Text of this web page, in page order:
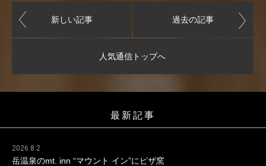
新しい記事
人気通信トップへ
過去の記事
最新記事
2026.8.2
岳温泉のmt. inn “マウント イン”にピザ窯